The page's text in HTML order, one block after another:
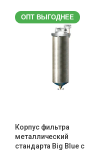
ОПТ ВЫГОДНЕЕ
Корпус фильтра
металлический
стандарта Big Blue с